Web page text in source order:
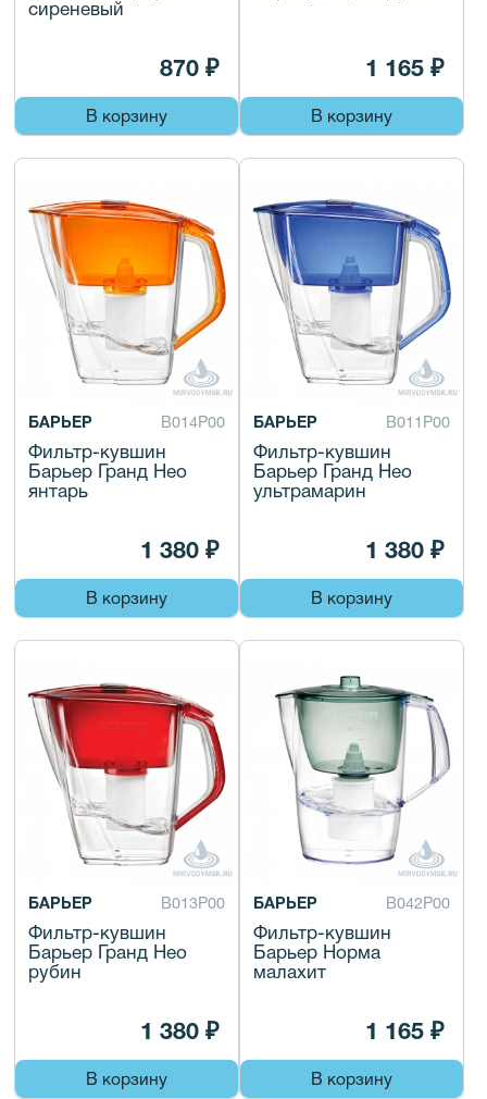
сиреневый
870 ₽
В корзину
1 165 ₽
В корзину
БАРЬЕР В014Р00
Фильтр-кувшин
Барьер Гранд Нео
янтарь
1 380 ₽
В корзину
БАРЬЕР В011Р00
Фильтр-кувшин
Барьер Гранд Нео
ультрамарин
1 380 ₽
В корзину
БАРЬЕР В013Р00
Фильтр-кувшин
Барьер Гранд Нео
рубин
1 380 ₽
В корзину
БАРЬЕР В042Р00
Фильтр-кувшин
Барьер Норма
малахит
1 165 ₽
В корзину